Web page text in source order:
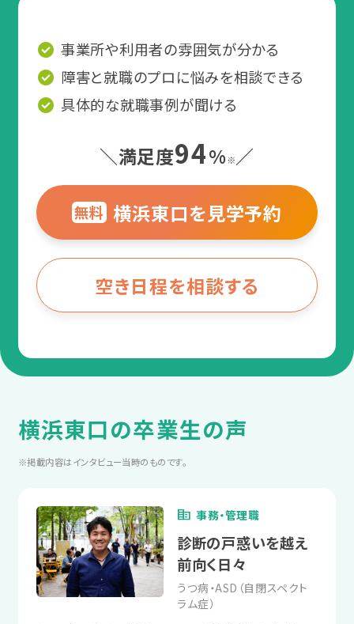
事業所や利用者の雰囲気が分かる
障害と就職のプロに悩みを相談できる
具体的な就職事例が聞ける
＼満足度94%※／
無料 横浜東口を見学予約
空き日程を相談する
横浜東口の卒業生の声
※掲載内容はインタビュー当時のものです。
事務・管理職
診断の戸惑いを越え
前向く日々
うつ病・ASD（自閉スペクト
ラム症）